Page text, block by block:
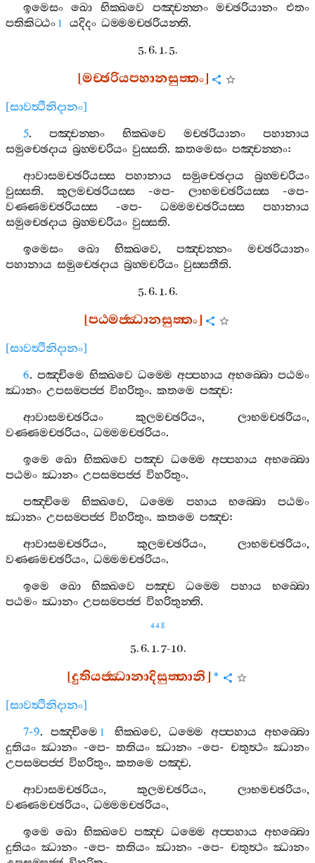
ඉමෙසං
ඛො භික‍්ඛවෙ පඤ‍්චන‍්නං මච‍්ඡරියානං
එතං
පතිකිට‍්ඨං 1 යදිදං ධම‍්මමච‍්ඡරියන‍්ති.
5. 6. 1. 5.
[මච‍්ඡරියපහානසුත‍්තං]
[සාවත්‍ථිනිදානං]
5. පඤ‍්චන‍්නං භික‍්ඛවෙ මච‍්ඡරියානං
පහානාය
සමුච‍්ඡෙදාය බ්‍රහ‍්මචරියං වුස‍්සති. කතමෙසං පඤ‍්චන‍්නං:
ආවාසමච‍්ඡරියස‍්ස
පහානාය සමුච‍්ඡෙදාය
බ්‍රහ‍්මචරියං
වුස‍්සති. කුලමච‍්ඡරියස‍්ස -පෙ- ලාභමච‍්ඡරියස‍්ස -පෙ-
වණ‍්ණමච‍්ඡරියස‍්ස -පෙ-ධම‍්මමච‍්ඡරියස‍්ස
පහානාය
සමුච‍්ඡෙදාය බ්‍රහ‍්මචරියං වුස‍්සති.
ඉමෙසං
ඛො භික‍්ඛවෙ,පඤ‍්චන‍්නං
මච‍්ඡරියානං
පහානාය සමුච‍්ඡෙදාය බ්‍රහ‍්මචරියං වුස‍්සතීති.
5. 6. 1. 6.
[පඨමජ‍්ඣානසුත‍්තං]
[සාවත්‍ථිනිදානං]
6. පඤ‍්චිමෙ භික‍්ඛවෙ ධම‍්මෙ අප‍්පහාය අභබ‍්බො පඨමං
ඣානං උපසම‍්පජ‍්ජ විහරිතුං. කතමෙ පඤ‍්ච:
ආවාසමච‍්ඡරියං
කුලමච‍්ඡරියං, ලාභමච‍්ඡරියං,
වණ‍්ණමච‍්ඡරියං, ධම‍්මමච‍්ඡරියං.
ඉමෙ ඛො භික‍්ඛවෙ පඤ‍්ච ධම‍්මෙ අප‍්පහාය අභබ‍්බො
පඨමං ඣානං උපසම‍්පජ‍්ජ විහරිතුං.
පඤ‍්චිමෙ
භික‍්ඛවෙ, ධම‍්මෙ පහාය භබ‍්බො
පඨමං
ඣානං උපසම‍්පජ‍්ජ විහරිතුං. කතමෙ පඤ‍්ච:
ආවාසමච‍්ඡරියං,කුලමච‍්ඡරියං, ලාභමච‍්ඡරියං,
වණ‍්ණමච‍්ඡරියං, ධම‍්මමච‍්ඡරියං.
ඉමෙ
ඛො භික‍්ඛවෙ පඤ‍්ච ධම‍්මෙ පහාය
භබ‍්බො
පඨමං ඣානං උපසම‍්පජ‍්ජ විහරිතුන‍්ති.
448
5. 6. 1. 7-10.
[දුතියජ‍්ඣානාදිසුත‍්තානි ] *
[සාවත්‍ථිනිදානං]
7-9. පඤ‍්චිමෙ 1 භික‍්ඛවෙ, ධම‍්මෙ අප‍්පහාය
අභබ‍්බො
දුතියං ඣානං -පෙ-තතියං ඣානං-පෙ- චතුත්‍ථං ඣානං
උපසම‍්පජ‍්ජ විහරිතුං. කතමෙ පඤ‍්ච.
ආවාසමච‍්ඡරියං,කුලමච‍්ඡරියං, ලාභමච‍්ඡරියං,
වණ‍්ණමච‍්ඡරියං, ධම‍්මමච‍්ඡරියං,
ඉමෙ ඛො භික‍්ඛවෙ පඤ‍්ච ධම‍්මෙ අප‍්පහාය අභබ‍්බො
දුතියං ඣානං -පෙ-තතියං ඣානං-පෙ- චතුත්‍ථං ඣානං